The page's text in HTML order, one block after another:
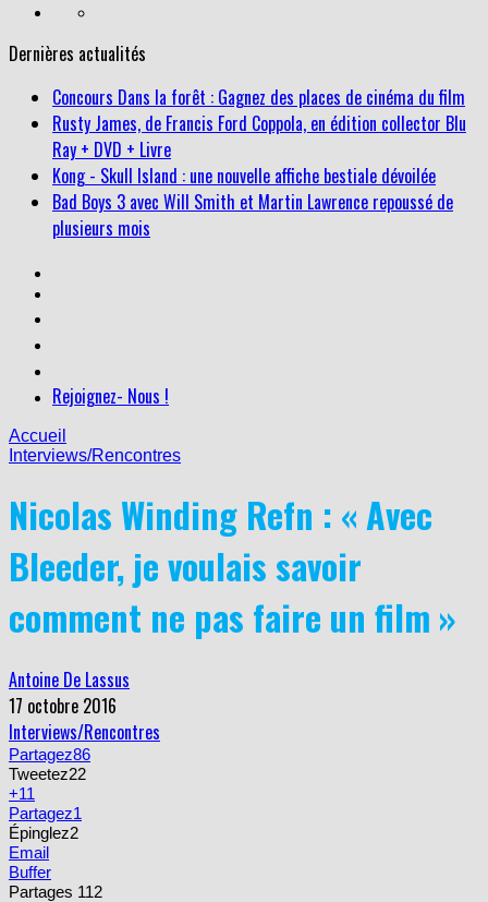
Dernières actualités
Concours Dans la forêt : Gagnez des places de cinéma du film
Rusty James, de Francis Ford Coppola, en édition collector Blu
Ray + DVD + Livre
Kong - Skull Island : une nouvelle affiche bestiale dévoilée
Bad Boys 3 avec Will Smith et Martin Lawrence repoussé de
plusieurs mois
Rejoignez- Nous !
Accueil
Interviews/Rencontres
Nicolas Winding Refn : « Avec
Bleeder, je voulais savoir
comment ne pas faire un film »
Antoine De Lassus
17 octobre 2016
Interviews/Rencontres
Partagez86
Tweetez22
+11
Partagez1
Épinglez2
Email
Buffer
Partages 112